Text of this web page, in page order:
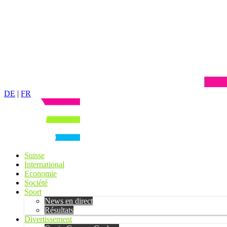
DE | FR
Suisse
International
Economie
Société
Sport
News en direct
Résultats
Divertissement